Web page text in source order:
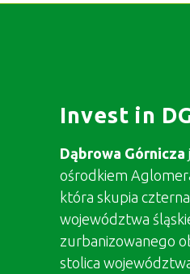
Invest in
Dąbrowa Górnicza
ośrodkiem
która skupia
województwa
zurbanizowanego
stolica